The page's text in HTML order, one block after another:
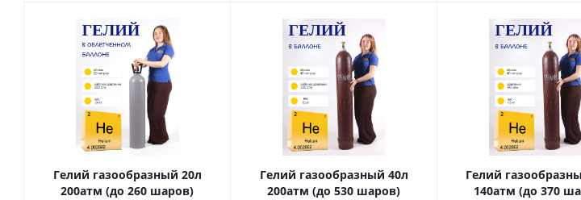
Гелий газообразный 20л
200атм (до 260 шаров)
Гелий газообразный 40л
200атм (до 530 шаров)
Гелий
140атм (до 370